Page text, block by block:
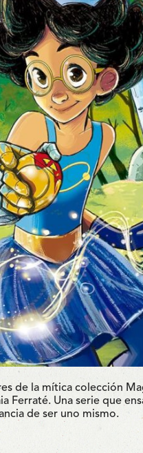
de la mítica colección
Ferraté.Una serie que
de ser uno mismo.